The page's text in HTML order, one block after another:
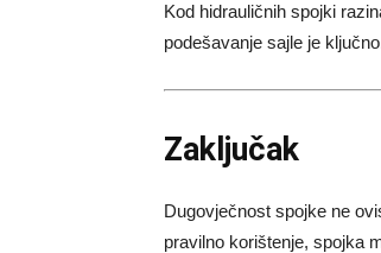
Kod hidrauličnih spojki
podešavanje sajle je
Zaključak
Dugovječnost spojke ne
pravilno korištenje, spojka